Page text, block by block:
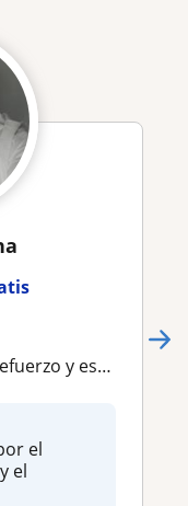
adaptado a cada niño
el
el